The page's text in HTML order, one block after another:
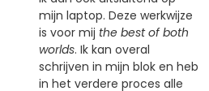
mijn laptop. Deze werkwijze
is voor mij the best of both
worlds. Ik kan overal
schrijven in mijn blok en heb
in het verdere proces alle